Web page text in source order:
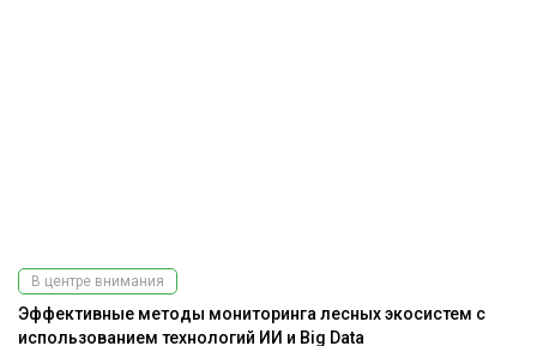
В центре внимания
Эффективные методы мониторинга лесных экосистем с
использованием технологий ИИ и Big Data